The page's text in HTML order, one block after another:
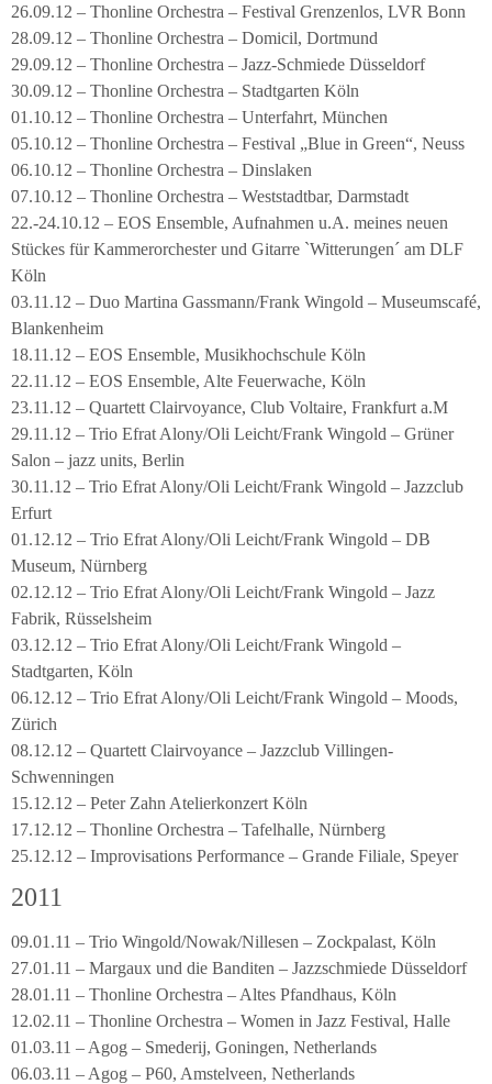
26.09.12 – Thonline Orchestra – Festival Grenzenlos, LVR Bonn
28.09.12 – Thonline Orchestra – Domicil, Dortmund
29.09.12 – Thonline Orchestra – Jazz-Schmiede Düsseldorf
30.09.12 – Thonline Orchestra – Stadtgarten Köln
01.10.12 – Thonline Orchestra – Unterfahrt, München
05.10.12 – Thonline Orchestra – Festival „Blue in Green“, Neuss
06.10.12 – Thonline Orchestra – Dinslaken
07.10.12 – Thonline Orchestra – Weststadtbar, Darmstadt
22.-24.10.12 – EOS Ensemble, Aufnahmen u.A. meines neuen
Stückes für Kammerorchester und Gitarre `Witterungen´ am DLF
Köln
03.11.12 – Duo Martina Gassmann/Frank Wingold – Museumscafé,
Blankenheim
18.11.12 – EOS Ensemble, Musikhochschule Köln
22.11.12 – EOS Ensemble, Alte Feuerwache, Köln
23.11.12 – Quartett Clairvoyance, Club Voltaire, Frankfurt a.M
29.11.12 – Trio Efrat Alony/Oli Leicht/Frank Wingold – Grüner
Salon – jazz units, Berlin
30.11.12 – Trio Efrat Alony/Oli Leicht/Frank Wingold – Jazzclub
Erfurt
01.12.12 – Trio Efrat Alony/Oli Leicht/Frank Wingold – DB
Museum, Nürnberg
02.12.12 – Trio Efrat Alony/Oli Leicht/Frank Wingold – Jazz
Fabrik, Rüsselsheim
03.12.12 – Trio Efrat Alony/Oli Leicht/Frank Wingold –
Stadtgarten, Köln
06.12.12 – Trio Efrat Alony/Oli Leicht/Frank Wingold – Moods,
Zürich
08.12.12 – Quartett Clairvoyance – Jazzclub Villingen-
Schwenningen
15.12.12 – Peter Zahn Atelierkonzert Köln
17.12.12 – Thonline Orchestra – Tafelhalle, Nürnberg
25.12.12 – Improvisations Performance – Grande Filiale, Speyer
2011
09.01.11 – Trio Wingold/Nowak/Nillesen – Zockpalast, Köln
27.01.11 – Margaux und die Banditen – Jazzschmiede Düsseldorf
28.01.11 – Thonline Orchestra – Altes Pfandhaus, Köln
12.02.11 – Thonline Orchestra – Women in Jazz Festival, Halle
01.03.11 – Agog – Smederij, Goningen, Netherlands
06.03.11 – Agog – P60, Amstelveen, Netherlands